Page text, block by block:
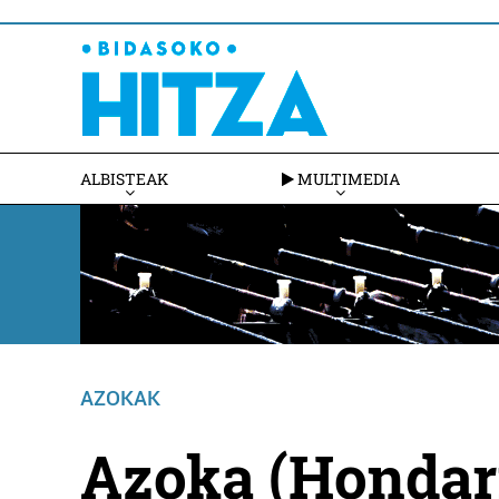
ALBISTEAK MULTIMEDIA
AZOKAK
Azoka